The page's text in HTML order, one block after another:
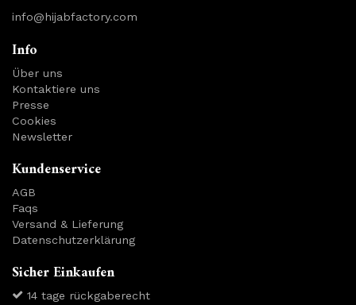
info@hijabfactory.com
Info
Über uns
Kontaktiere uns
Presse
Cookies
Newsletter
Kundenservice
AGB
Faqs
Versand & Lieferung
Datenschutzerklärung
Sicher Einkaufen
14 tage rückgaberecht